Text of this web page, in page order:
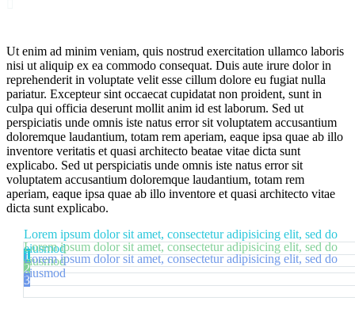
Ut enim ad minim veniam, quis nostrud exercitation ullamco laboris
nisi ut aliquip ex ea commodo consequat. Duis aute irure dolor in
reprehenderit in voluptate velit esse cillum dolore eu fugiat nulla
pariatur. Excepteur sint occaecat cupidatat non proident, sunt in
culpa qui officia deserunt mollit anim id est laborum. Sed ut
perspiciatis unde omnis iste natus error sit voluptatem accusantium
doloremque laudantium, totam rem aperiam, eaque ipsa quae ab illo
inventore veritatis et quasi architecto beatae vitae dicta sunt
explicabo. Sed ut perspiciatis unde omnis iste natus error sit
voluptatem accusantium doloremque laudantium, totam rem
aperiam, eaque ipsa quae ab illo inventore et quasi architecto vitae
dicta sunt explicabo.
1
Lorem ipsum dolor sit amet, consectetur adipisicing elit, sed do
eiusmod
2
Lorem ipsum dolor sit amet, consectetur adipisicing elit, sed do
eiusmod
3
Lorem ipsum dolor sit amet, consectetur adipisicing elit, sed do
eiusmod